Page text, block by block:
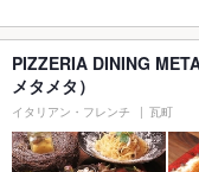
PIZZERIA DINING
メタメタ）
イタリアン・フレンチ 瓦町